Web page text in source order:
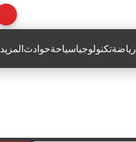
رياضةتكنولوجياسياحةحوادثالمزيد